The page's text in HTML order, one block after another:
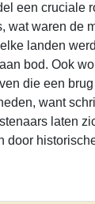
een cruciale
wat waren de
landen
bod. Ook
die een
want
laten
door